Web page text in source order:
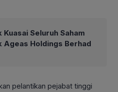
Kuasai Seluruh Saham
Ageas Holdings Berhad
pelantikan pejabat tinggi